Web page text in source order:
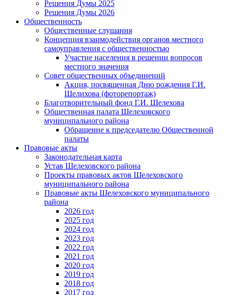
Решения Думы 2025
Решения Думы 2026
Общественность
Общественные слушания
Концепция взаимодействия органов местного
самоуправления с общественностью
Участие населения в решении вопросов
местного значения
Совет общественных объединений
Акция, посвященная Дню рождения Г.И.
Шелихова (фоторепортаж)
Благотворительный фонд Г.И. Шелехова
Общественная палата Шелеховского
муниципального района
Обращение к председателю Общественной
палаты
Правовые акты
Законодательная карта
Устав Шелеховского района
Проекты правовых актов Шелеховского
муниципального района
Правовые акты Шелеховского муниципального
района
2026 год
2025 год
2024 год
2023 год
2022 год
2021 год
2020 год
2019 год
2018 год
2017 год